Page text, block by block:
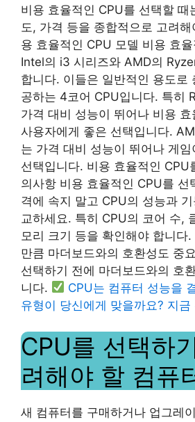
비용 효율적인 CPU를 선택할 때
도, 가격 등을 종합적으로 고려
용 효율적인 CPU 모델 비용 효
Intel의 i3 시리즈와 AMD의
합니다. 이들은 일반적인 용도로
공하는 4코어 CPU입니다. 특히
가격 대비 성능이 뛰어나 비용
사용자에게 좋은 선택입니다.
는 가격 대비 성능이 뛰어나 게
선택입니다. 비용 효율적인 CPU
의사항 비용 효율적인 CPU를 선
격에 속지 말고 CPU의 성능과
교하세요. 특히 CPU의 코어 수,
모리 크기 등을 확인해야 합니다
만큼 마더보드와의 호환성도 중
선택하기 전에 마더보드와의 호
니다.
CPU는 컴퓨터 성능을
유형이 당신에게 맞을까요? 지금
CPU를 선택하
려해야 할 컴퓨
새 컴퓨터를 구매하거나 업그레